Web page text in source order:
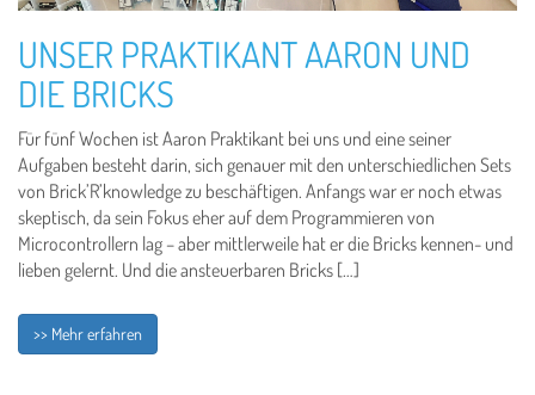
UNSER PRAKTIKANT AARON UND
DIE BRICKS
Für fünf Wochen ist Aaron Praktikant bei uns und eine seiner
Aufgaben besteht darin, sich genauer mit den unterschiedlichen Sets
von Brick’R’knowledge zu beschäftigen. Anfangs war er noch etwas
skeptisch, da sein Fokus eher auf dem Programmieren von
Microcontrollern lag – aber mittlerweile hat er die Bricks kennen- und
lieben gelernt. Und die ansteuerbaren Bricks […]
>> Mehr erfahren